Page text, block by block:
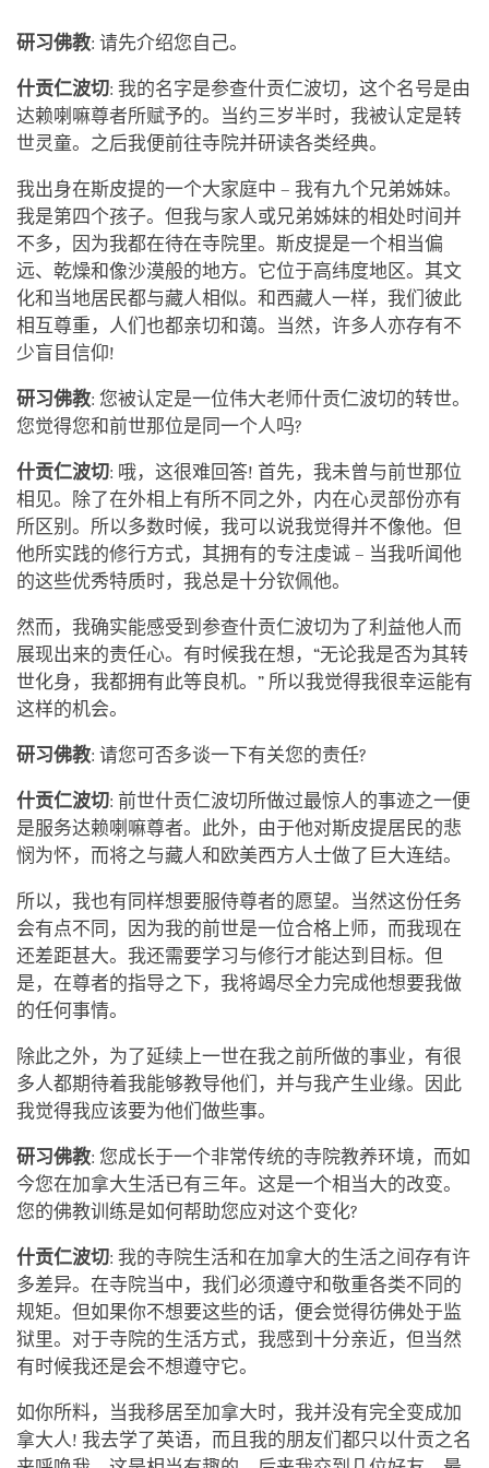
研习佛教: 请先介绍您自己。
什贡仁波切: 我的名字是参查什贡仁波切，这个名号是由
达赖喇嘛尊者所赋予的。当约三岁半时，我被认定是转
世灵童。之后我便前往寺院并研读各类经典。
我出身在斯皮提的一个大家庭中 – 我有九个兄弟姊妹。
我是第四个孩子。但我与家人或兄弟姊妹的相处时间并
不多，因为我都在待在寺院里。斯皮提是一个相当偏
远、乾燥和像沙漠般的地方。它位于高纬度地区。其文
化和当地居民都与藏人相似。和西藏人一样，我们彼此
相互尊重，人们也都亲切和蔼。当然，许多人亦存有不
少盲目信仰!
研习佛教: 您被认定是一位伟大老师什贡仁波切的转世。
您觉得您和前世那位是同一个人吗?
什贡仁波切: 哦，这很难回答! 首先，我未曾与前世那位
相见。除了在外相上有所不同之外，内在心灵部份亦有
所区别。所以多数时候，我可以说我觉得并不像他。但
他所实践的修行方式，其拥有的专注虔诚 – 当我听闻他
的这些优秀特质时，我总是十分钦佩他。
然而，我确实能感受到参查什贡仁波切为了利益他人而
展现出来的责任心。有时候我在想，“无论我是否为其转
世化身，我都拥有此等良机。” 所以我觉得我很幸运能有
这样的机会。
研习佛教: 请您可否多谈一下有关您的责任?
什贡仁波切: 前世什贡仁波切所做过最惊人的事迹之一便
是服务达赖喇嘛尊者。此外，由于他对斯皮提居民的悲
悯为怀，而将之与藏人和欧美西方人士做了巨大连结。
所以，我也有同样想要服侍尊者的愿望。当然这份任务
会有点不同，因为我的前世是一位合格上师，而我现在
还差距甚大。我还需要学习与修行才能达到目标。但
是，在尊者的指导之下，我将竭尽全力完成他想要我做
的任何事情。
除此之外，为了延续上一世在我之前所做的事业，有很
多人都期待着我能够教导他们，并与我产生业缘。因此
我觉得我应该要为他们做些事。
研习佛教: 您成长于一个非常传统的寺院教养环境，而如
今您在加拿大生活已有三年。这是一个相当大的改变。
您的佛教训练是如何帮助您应对这个变化?
什贡仁波切: 我的寺院生活和在加拿大的生活之间存有许
多差异。在寺院当中，我们必须遵守和敬重各类不同的
规矩。但如果你不想要这些的话，便会觉得彷佛处于监
狱里。对于寺院的生活方式，我感到十分亲近，但当然
有时候我还是会不想遵守它。
如你所料，当我移居至加拿大时，我并没有完全变成加
拿大人! 我去学了英语，而且我的朋友们都只以什贡之名